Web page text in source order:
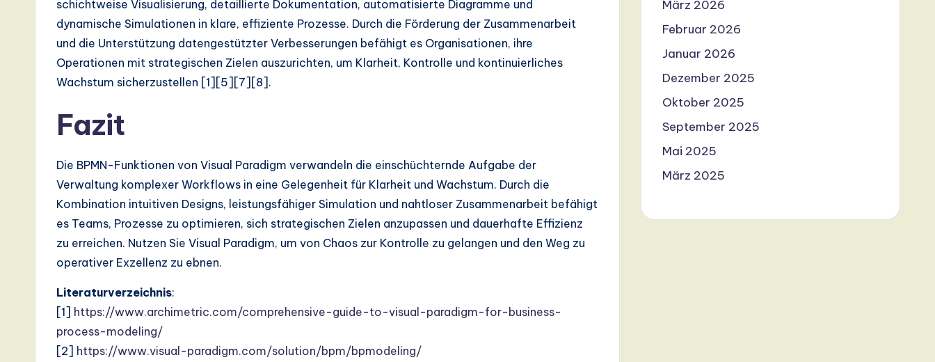
schichtweise Visualisierung, detaillierte Dokumentation, automatisierte Diagramme und
dynamische Simulationen in klare, effiziente Prozesse. Durch die Förderung der Zusammenarbeit
und die Unterstützung datengestützter Verbesserungen befähigt es Organisationen, ihre
Operationen mit strategischen Zielen auszurichten, um Klarheit, Kontrolle und kontinuierliches
Wachstum sicherzustellen [1][5][7][8].
Fazit
Die BPMN-Funktionen von Visual Paradigm verwandeln die einschüchternde Aufgabe der
Verwaltung komplexer Workflows in eine Gelegenheit für Klarheit und Wachstum. Durch die
Kombination intuitiven Designs, leistungsfähiger Simulation und nahtloser Zusammenarbeit befähigt
es Teams, Prozesse zu optimieren, sich strategischen Zielen anzupassen und dauerhafte Effizienz
zu erreichen. Nutzen Sie Visual Paradigm, um von Chaos zur Kontrolle zu gelangen und den Weg zu
operativer Exzellenz zu ebnen.
Literaturverzeichnis:
[1] https://www.archimetric.com/comprehensive-guide-to-visual-paradigm-for-business-
process-modeling/
[2] https://www.visual-paradigm.com/solution/bpm/bpmodeling/
März 2026
Februar 2026
Januar 2026
Dezember 2025
Oktober 2025
September 2025
Mai 2025
März 2025